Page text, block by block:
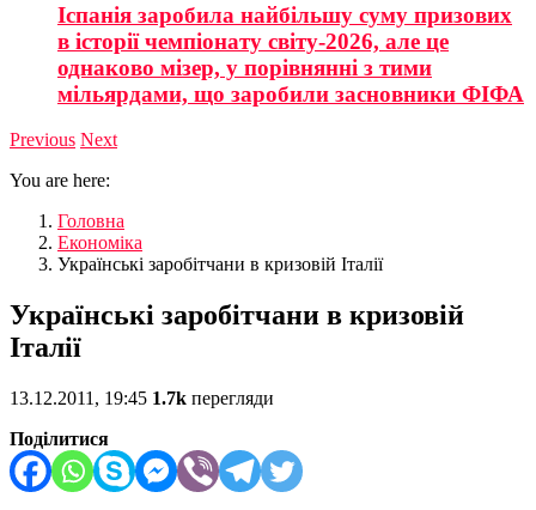
Іспанія заробила найбільшу суму призових
в історії чемпіонату світу-2026, але це
однаково мізер, у порівнянні з тими
мільярдами, що заробили засновники ФІФА
Previous Next
You are here:
Головна
Економіка
Українські заробітчани в кризовій Італії
Українські заробітчани в кризовій
Італії
13.12.2011, 19:45 1.7k перегляди
Поділитися